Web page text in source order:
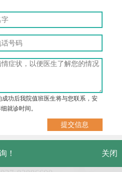
成功后我院值班医生将与您联系，安
就诊时间。
武汉市硚口区解放大道479号
！ 关闭